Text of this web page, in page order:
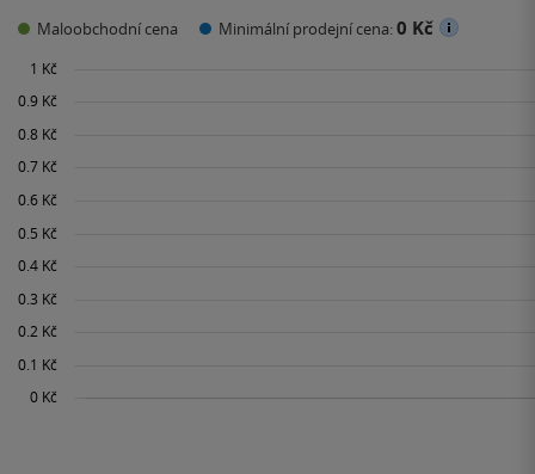
Maloobchodní cena Minimální prodejní cena:0 Kč